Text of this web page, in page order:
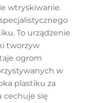
wtryskiwanie.
To urządzenie
tworzyw
ogrom
w
plastiku za
cechuje się